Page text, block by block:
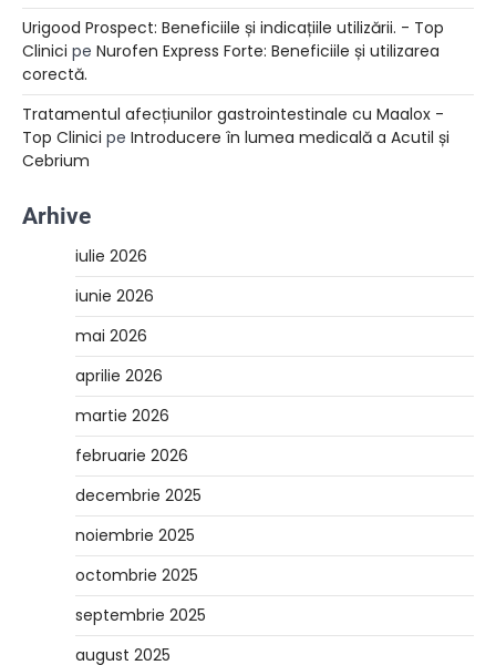
Urigood Prospect: Beneficiile și indicațiile utilizării. - Top
Clinici pe Nurofen Express Forte: Beneficiile și utilizarea
corectă.
Tratamentul afecțiunilor gastrointestinale cu Maalox -
Top Clinici pe Introducere în lumea medicală a Acutil și
Cebrium
Arhive
iulie 2026
iunie 2026
mai 2026
aprilie 2026
martie 2026
februarie 2026
decembrie 2025
noiembrie 2025
octombrie 2025
septembrie 2025
august 2025